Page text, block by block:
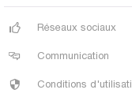
Kırklareli
Kırşehir
Kocaeli
Konya
Réseaux sociaux
Communication
Conditions